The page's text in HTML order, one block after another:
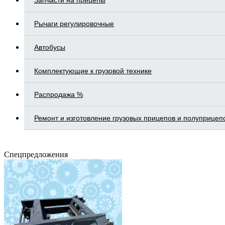
Рычаги регулировочные
Автобусы
Комплектующие к грузовой технике
Распродажа %
Ремонт и изготовление грузовых прицепов и
Спецпредложения